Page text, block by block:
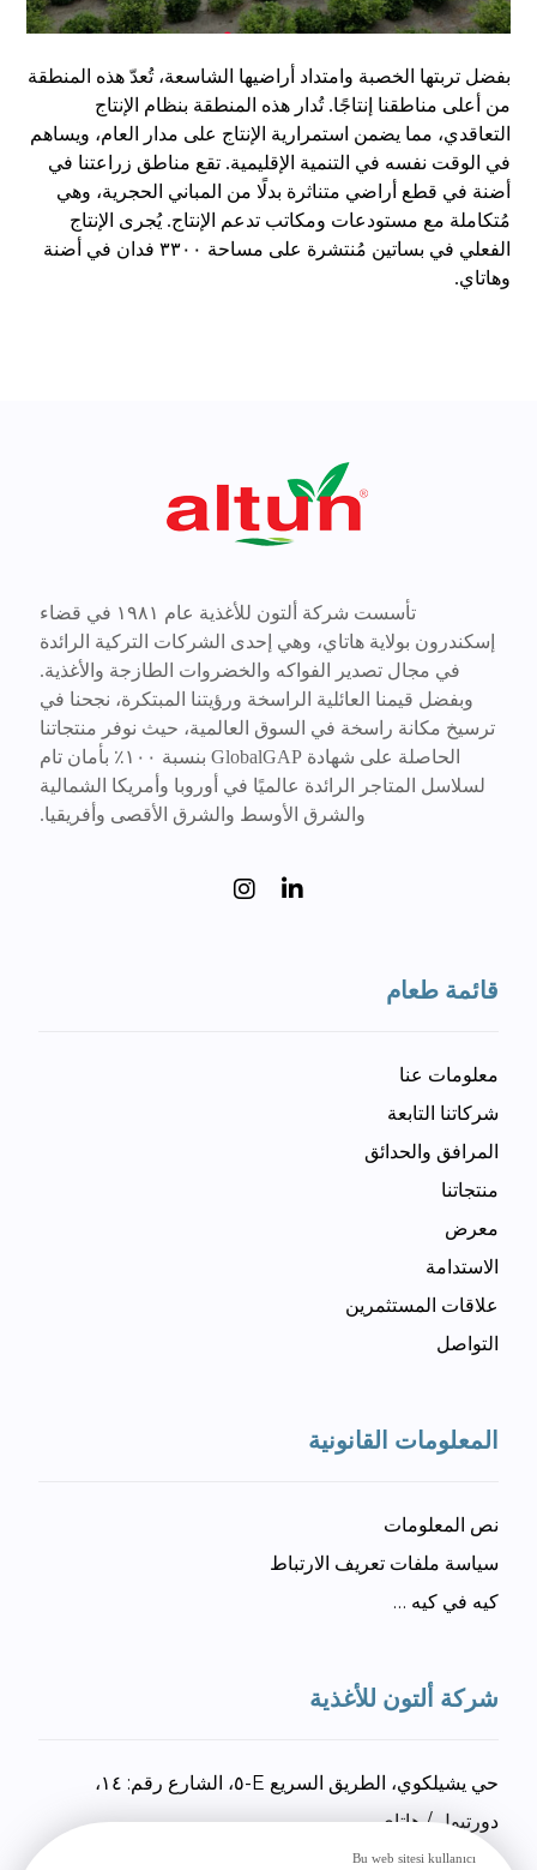
بفضل تربتها الخصبة وامتداد أراضيها الشاسعة، تُعدّ هذه المنطقة
من أعلى مناطقنا إنتاجًا. تُدار هذه المنطقة بنظام الإنتاج
التعاقدي، مما يضمن استمرارية الإنتاج على مدار العام، ويساهم
في الوقت نفسه في التنمية الإقليمية. تقع مناطق زراعتنا في
أضنة في قطع أراضي متناثرة بدلًا من المباني الحجرية، وهي
مُتكاملة مع مستودعات ومكاتب تدعم الإنتاج. يُجرى الإنتاج
الفعلي في بساتين مُنتشرة على مساحة ٣٣٠٠ فدان في أضنة
وهاتاي.
تأسست شركة ألتون للأغذية عام ١٩٨١ في قضاء
إسكندرون بولاية هاتاي، وهي إحدى الشركات التركية الرائدة
في مجال تصدير الفواكه والخضروات الطازجة والأغذية.
وبفضل قيمنا العائلية الراسخة ورؤيتنا المبتكرة، نجحنا في
ترسيخ مكانة راسخة في السوق العالمية، حيث نوفر منتجاتنا
الحاصلة على شهادة GlobalGAP بنسبة ١٠٠٪ بأمان تام
لسلاسل المتاجر الرائدة عالميًا في أوروبا وأمريكا الشمالية
والشرق الأوسط والشرق الأقصى وأفريقيا.
قائمة طعام
معلومات عنا
شركاتنا التابعة
المرافق والحدائق
منتجاتنا
معرض
الاستدامة
علاقات المستثمرين
التواصل
المعلومات القانونية
نص المعلومات
سياسة ملفات تعريف الارتباط
كيه في كيه …
شركة ألتون للأغذية
حي يشيلكوي، الطريق السريع E-٥، الشارع رقم: ١٤،
دورتيول / هاتاي
+٩٠ ٣٢٦ ٧٣٤ ٢٧ ٥٥
Bu web sitesi kullanıcı